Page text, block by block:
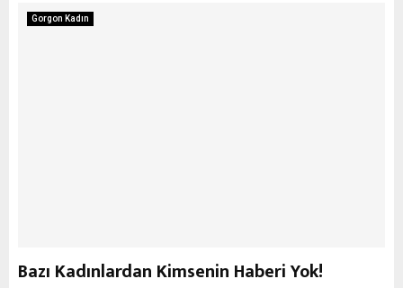
Gorgon Kadın
Bazı Kadınlardan Kimsenin Haberi Yok!